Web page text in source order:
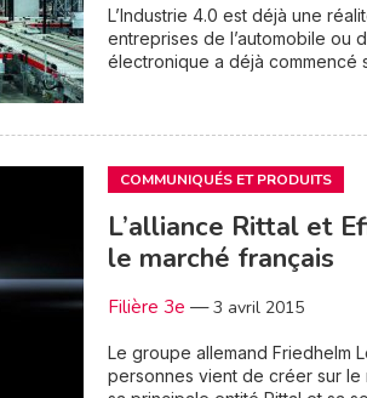
L’Industrie 4.0 est déjà une
entreprises de l’automobile ou
électronique a déjà commencé
COMMUNIQUÉS ET PRODUITS
L’alliance Rittal et
le marché français
Filière 3e —3 avril 2015
Le groupe allemand Friedhelm
personnes vient de créer sur le